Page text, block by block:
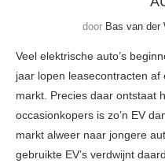
door Bas van der
Veel elektrische auto’s
jaar lopen leasecontracten af
markt. Precies daar ontstaat
occasionkopers is zo’n EV
markt alweer naar jongere
gebruikte EV’s verdwijnt